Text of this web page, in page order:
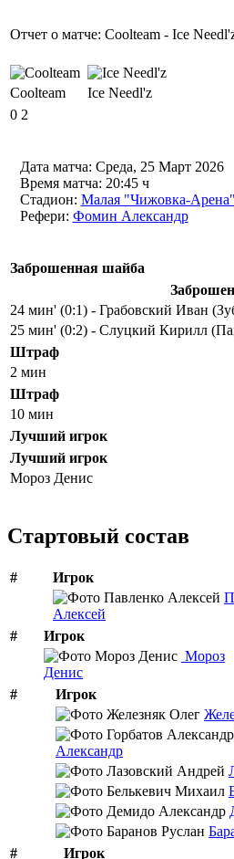
Отчет о матче: Coolteam - Ice
Coolteam
Ice Needl'z
0 2
Дата матча: Среда, 25 Март 2026
Время матча: 20:45 ч
Стадион: Малая "Чижовка-Арена"
Рефери: Фомин Александр
Заброшенная шайба
24 мин' (0:1) - Грабовский Иван
25 мин' (0:2) - Слуцкий Кирилл
Штраф
2 мин
Штраф
10 мин
Лучший игрок
Лучший игрок
Мороз Денис
Стартовый состав
# Игрок
Алексей
#
Игрок
Мороз
Денис
#
Игрок
Александр
#
Игрок